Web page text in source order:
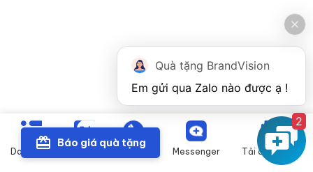
Danh mục Zalo Gọi điện Messenger Tải catalogue
Báo giá quà tặng
Quà tặng BrandVision
2